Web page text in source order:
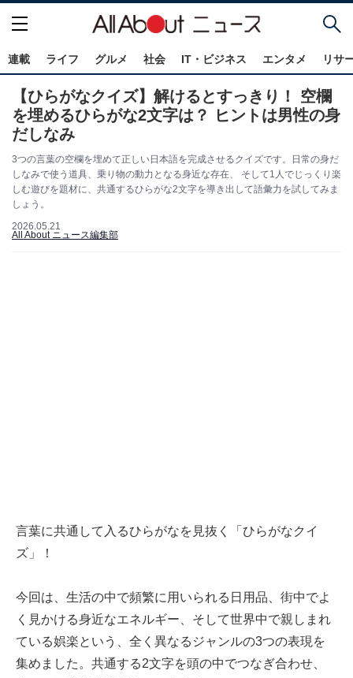
連載 ライフ グルメ 社会 IT・ビジネス エンタメ リサ
【ひらがなクイズ】解けるとすっきり！ 空欄
を埋めるひらがな2文字は？ ヒントは男性の身
だしなみ
3つの言葉の空欄を埋めて正しい日本語を完成させるクイズです。日常の身だ
しなみで使う道具、乗り物の動力となる身近な存在、 そして1人でじっくり楽
しむ遊びを題材に、共通するひらがな2文字を導き出して語彙力を試してみま
しょう。
2026.05.21
All About ニュース編集部
言葉に共通して入るひらがなを見抜く「ひらがなクイ
ズ」！
今回は、生活の中で頻繁に用いられる日用品、街中でよ
く見かける身近なエネルギー、そして世界中で親しまれ
ている娯楽という、全く異なるジャンルの3つの表現を
集めました。共通する2文字を頭の中でつなぎ合わせ、